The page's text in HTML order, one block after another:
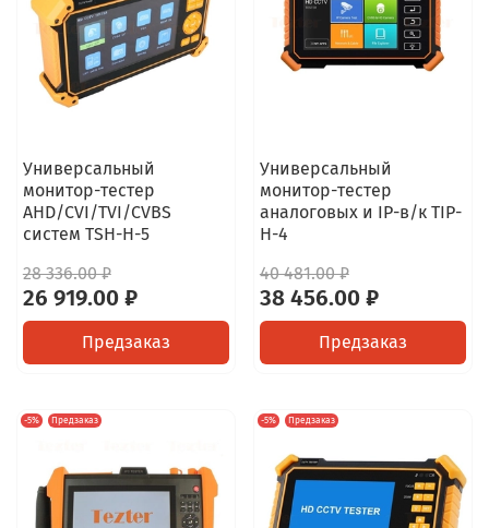
Универсальный
монитор-тестер
AHD/CVI/TVI/CVBS
систем TSH-H-5
28 336.00 ₽
26 919.00 ₽
Предзаказ
Универсальный
монитор-тестер
аналоговых и IP-в/к TIP-
H-4
40 481.00 ₽
38 456.00 ₽
Предзаказ
-5% Предзаказ -5% Предзаказ